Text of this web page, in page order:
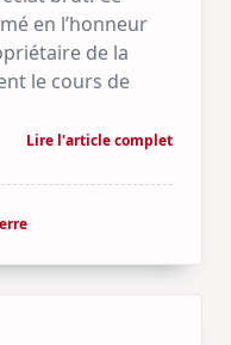
en l’honneur
de la
le cours de
Lire l'article complet